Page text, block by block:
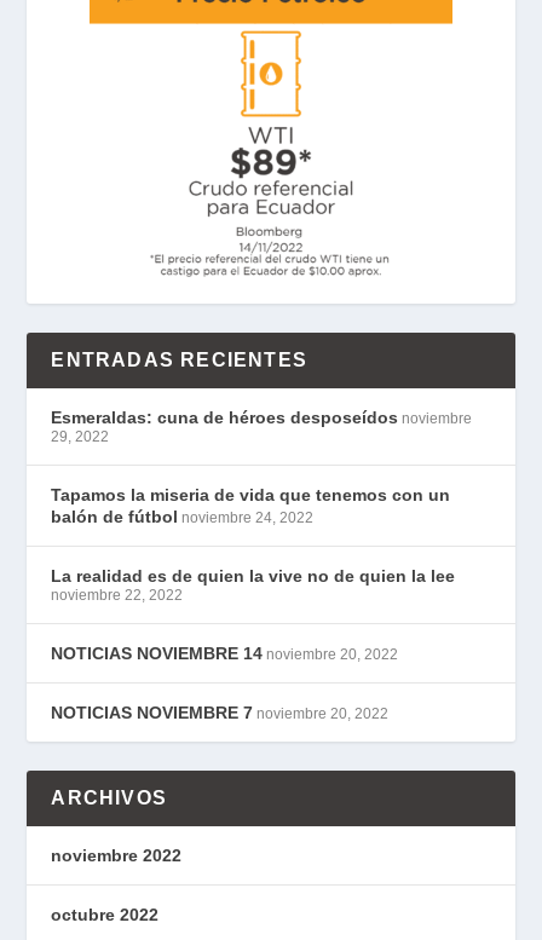
ENTRADAS RECIENTES
Esmeraldas: cuna de héroes desposeídos noviembre
29, 2022
Tapamos la miseria de vida que tenemos con un
balón de fútbol noviembre 24, 2022
La realidad es de quien la vive no de quien la lee
noviembre 22, 2022
NOTICIAS NOVIEMBRE 14 noviembre 20, 2022
NOTICIAS NOVIEMBRE 7 noviembre 20, 2022
ARCHIVOS
noviembre 2022
octubre 2022